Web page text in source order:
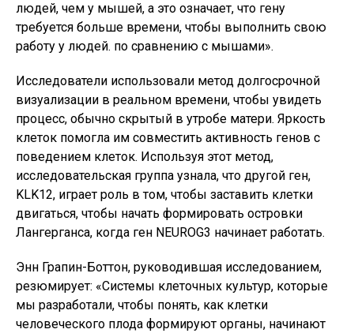
людей, чем у мышей, а это означает, что гену
требуется больше времени, чтобы выполнить свою
работу у людей. по сравнению с мышами».
Исследователи использовали метод долгосрочной
визуализации в реальном времени, чтобы увидеть
процесс, обычно скрытый в утробе матери. Яркость
клеток помогла им совместить активность генов с
поведением клеток. Используя этот метод,
исследовательская группа узнала, что другой ген,
KLK12, играет роль в том, чтобы заставить клетки
двигаться, чтобы начать формировать островки
Лангерганса, когда ген NEUROG3 начинает работать.
Энн Грапин-Боттон, руководившая исследованием,
резюмирует: «Системы клеточных культур, которые
мы разработали, чтобы понять, как клетки
человеческого плода формируют органы, начинают